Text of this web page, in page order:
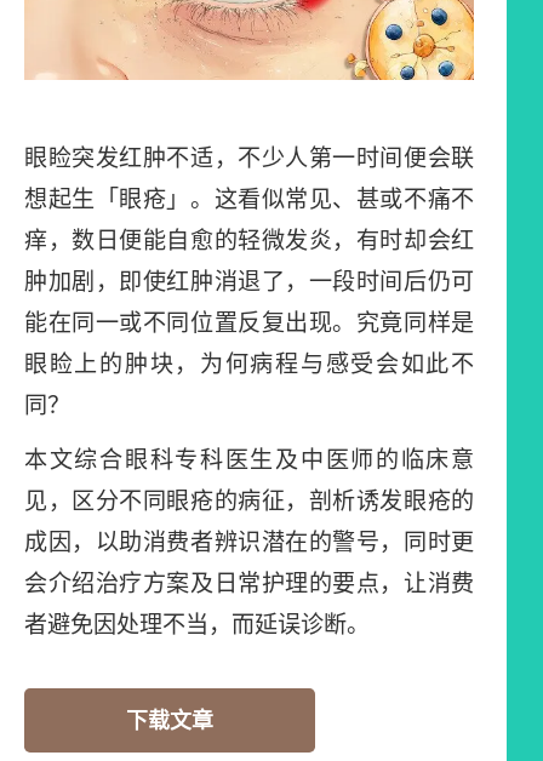
眼睑突发红肿不适，不少人第一时间便会联
想起生「眼疮」。这看似常见、甚或不痛不
痒，数日便能自愈的轻微发炎，有时却会红
肿加剧，即使红肿消退了，一段时间后仍可
能在同一或不同位置反复出现。究竟同样是
眼睑上的肿块，为何病程与感受会如此不
同？
本文综合眼科专科医生及中医师的临床意
见，区分不同眼疮的病征，剖析诱发眼疮的
成因，以助消费者辨识潜在的警号，同时更
会介绍治疗方案及日常护理的要点，让消费
者避免因处理不当，而延误诊断。
下载文章